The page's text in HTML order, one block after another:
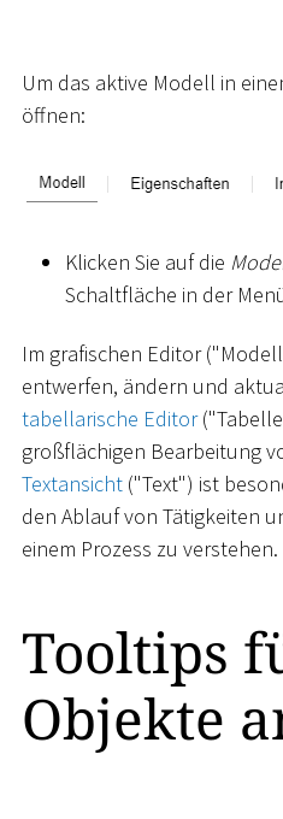
Um das aktive Modell in
öffnen:
Klicken Sie auf die
Schaltfläche in der
Im grafischen Editor
entwerfen, ändern und
tabellarische Editor
großflächigen Bearbeitung
Textansicht ("Text") ist
den Ablauf von Tätigkeiten
einem Prozess zu verstehen.
Tooltips
Objekte